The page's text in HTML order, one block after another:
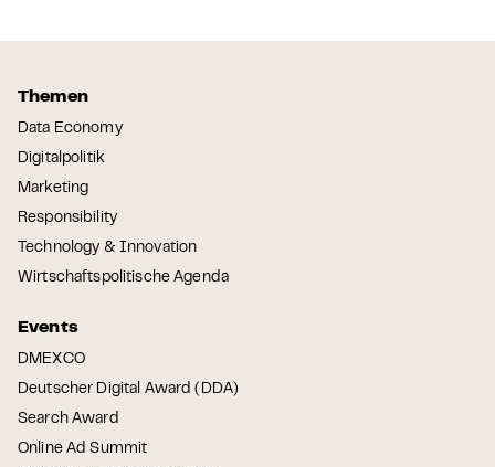
Themen
Data Economy
Digitalpolitik
Marketing
Responsibility
Technology & Innovation
Wirtschaftspolitische Agenda
Events
DMEXCO
Deutscher Digital Award (DDA)
Search Award
Online Ad Summit